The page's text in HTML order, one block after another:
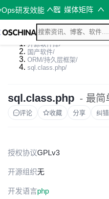
研发效能 媒体矩阵
开源软件库/
国产软件/
ORM/持久层框架/
sql.class.php/
sql.class.php - 最简
评论 收藏 分享 纠错
授权协议GPLv3
开源组织无
开发语言php